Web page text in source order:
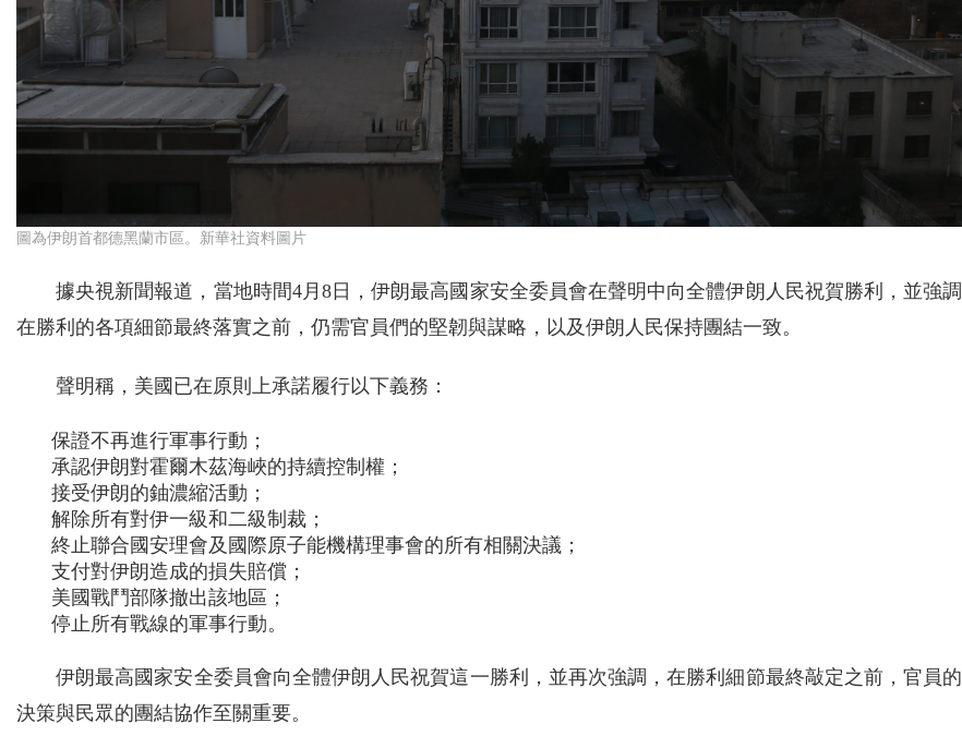
圖為伊朗首都德黑蘭市區。新華社資料圖片
據央視新聞報道，當地時間4月8日，伊朗最高國家安全委員會在聲明中向全體伊朗人民祝賀勝利，並強調
在勝利的各項細節最終落實之前，仍需官員們的堅韌與謀略，以及伊朗人民保持團結一致。
聲明稱，美國已在原則上承諾履行以下義務：
保證不再進行軍事行動；
承認伊朗對霍爾木茲海峽的持續控制權；
接受伊朗的鈾濃縮活動；
解除所有對伊一級和二級制裁；
終止聯合國安理會及國際原子能機構理事會的所有相關決議；
支付對伊朗造成的損失賠償；
美國戰鬥部隊撤出該地區；
停止所有戰線的軍事行動。
伊朗最高國家安全委員會向全體伊朗人民祝賀這一勝利，並再次強調，在勝利細節最終敲定之前，官員的
決策與民眾的團結協作至關重要。